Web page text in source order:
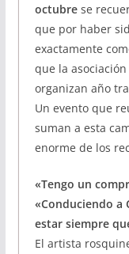
octubre se
que por haber
exactamente
que la asociación
organizan año
Un evento que
suman a esta
enorme de los
«Tengo un
«Conduciendo a
estar siempre
El artista